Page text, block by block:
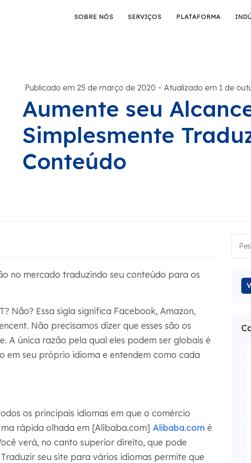
SOBRE NÓS SERVIÇOS PLATAFORMA
Publicado em 25 de março de 2020 - Atualizado em 1 de
Aumente seu
Simplesmente
Conteúdo
no mercado traduzindo seu conteúdo para os
Não? Essa sigla significa Facebook, Amazon,
Não precisamos dizer que esses são os
A única razão pela qual eles podem ser globais é
em seu próprio idioma e entendem como cada
os principais idiomas em que o comércio
rápida olhada em [Alibaba.com] Alibaba.comé
verá, no canto superior direito, que pode
seu site para vários idiomas permite que